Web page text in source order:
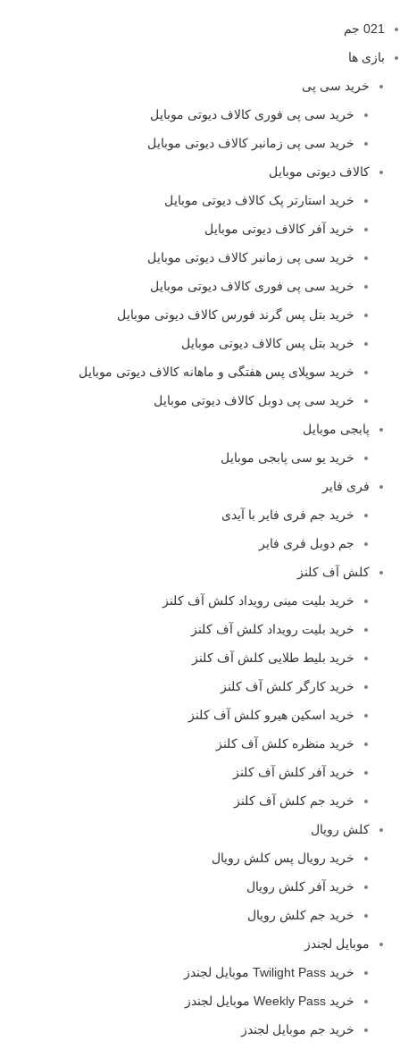
021 جم
بازی ها
خرید سی پی
خرید سی پی فوری کالاف دیوتی موبایل
خرید سی پی زمانبر کالاف دیوتی موبایل
کالاف دیوتی موبایل
خرید استارتر پک کالاف دیوتی موبایل
خرید آفر کالاف دیوتی موبایل
خرید سی پی زمانبر کالاف دیوتی موبایل
خرید سی پی فوری کالاف دیوتی موبایل
خرید بتل پس گرند فورس کالاف دیوتی موبایل
خرید بتل پس کالاف دیوتی موبایل
خرید سوپلای پس هفتگی و ماهانه کالاف دیوتی موبایل
خرید سی پی دوبل کالاف دیوتی موبایل
پابجی موبایل
خرید یو سی پابجی موبایل
فری فایر
خرید جم فری فایر با آیدی
جم دوبل فری فایر
کلش آف کلنز
خرید بلیت مینی رویداد کلش آف کلنز
خرید بلیت رویداد کلش آف کلنز
خرید بلیط طلایی کلش آف کلنز
خرید کارگر کلش آف کلنز
خرید اسکین هیرو کلش آف کلنز
خرید منظره کلش آف کلنز
خرید آفر کلش آف کلنز
خرید جم کلش آف کلنز
کلش رویال
خرید رویال پس کلش رویال
خرید آفر کلش رویال
خرید جم کلش رویال
موبایل لجندز
خرید Twilight Pass موبایل لجندز
خرید Weekly Pass موبایل لجندز
خرید جم موبایل لجندز